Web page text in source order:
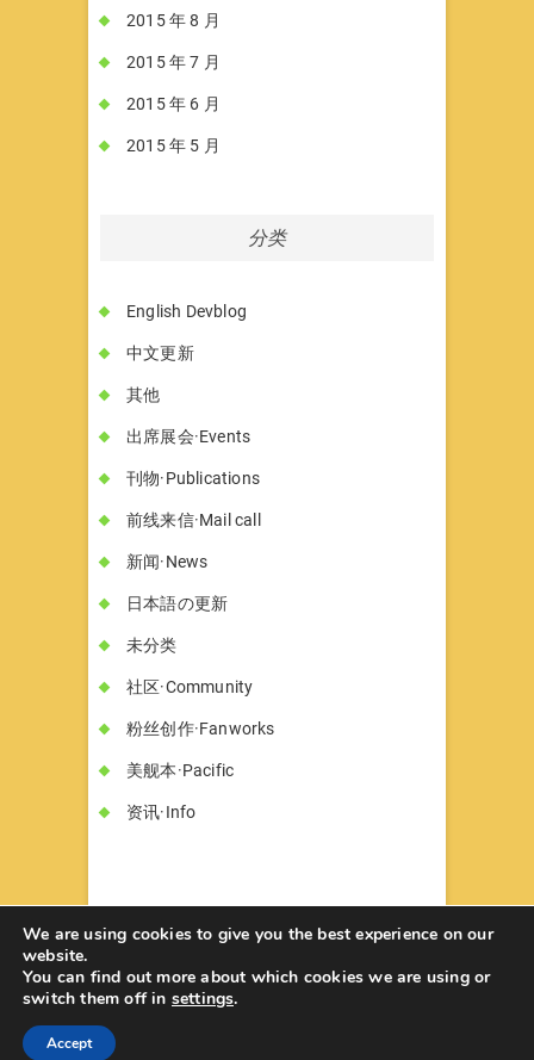
2015 年 8 月
2015 年 7 月
2015 年 6 月
2015 年 5 月
分类
English Devblog
中文更新
其他
出席展会·Events
刊物·Publications
前线来信·Mail call
新闻·News
日本語の更新
未分类
社区·Community
粉丝创作·Fanworks
美舰本·Pacific
资讯·Info
© 2026书墓◇Circle Hon-haka| Designed
by:Theme Freesia
We are using cookies to give you the best experience on our
website.
You can find out more about which cookies we are using or
switch them off in settings.
Accept